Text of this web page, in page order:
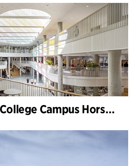
VIA University College Campus Horsens